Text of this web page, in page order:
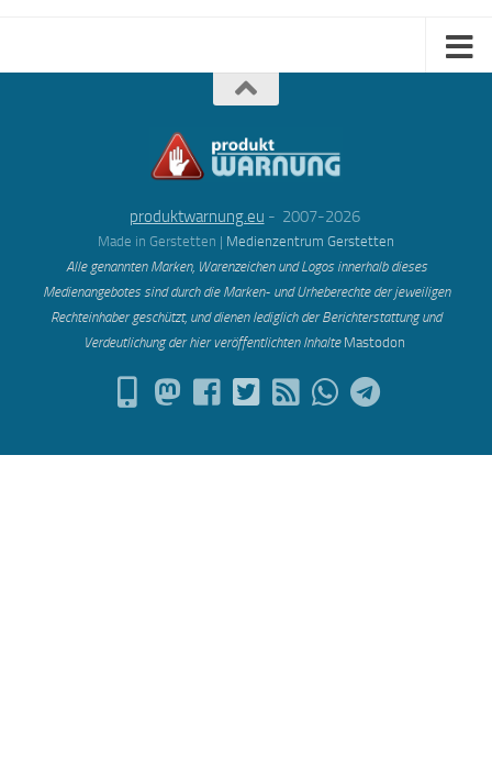
produktwarnung.eu - 2007-2026
Made in Gerstetten | Medienzentrum Gerstetten
Alle genannten Marken, Warenzeichen und Logos innerhalb dieses
Medienangebotes sind durch die Marken- und Urheberechte der jeweiligen
Rechteinhaber geschützt, und dienen lediglich der Berichterstattung und
Verdeutlichung der hier veröffentlichten Inhalte Mastodon